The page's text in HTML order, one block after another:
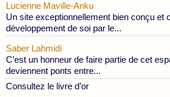
Lucienne Maville-Anku
Un site exceptionnellement bien conçu et
développement de soi par le...
Saber Lahmidi
C’est un honneur de faire partie de cet
deviennent ponts entre...
Consultez le livre d’or